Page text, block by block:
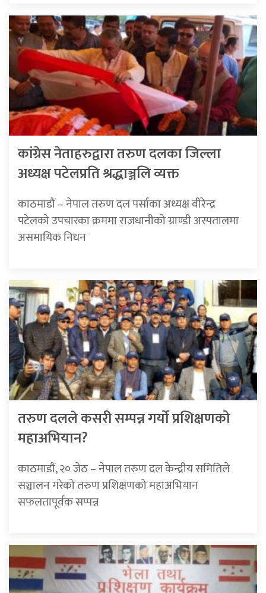
कांग्रेस नेताहरुद्वारा तरुण दलका जिल्ला
अध्यक्ष पटेलप्रति श्रद्धाञ्जलि व्यक्त
काठमाडौं – नेपाल तरुण दल पर्साका अध्यक्ष वीरेन्द्र
पटेलको उपचारका क्रममा राजधानीको ग्राण्डी अस्पतालमा
असमायिक निधन
तरुण दलले कसरी सम्पन्न गर्यो प्रशिक्षणको
महाअभियान?
काठमाडाैं, २० जेठ – नेपाल तरुण दल केन्द्रीय समितिले
सञ्चालन गरेको तरुण प्रशिक्षणको महाअभियान
सफलतापूर्वक सप्पन्न